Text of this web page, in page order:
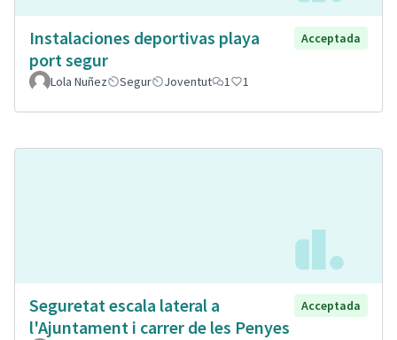
Instalaciones deportivas playa
port segur
Acceptada
Lola Nuñez Segur Joventut 1 1
Seguretat escala lateral a
l'Ajuntament i carrer de les Penyes
Acceptada